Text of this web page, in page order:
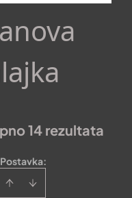
14 rezultata
Postavka: